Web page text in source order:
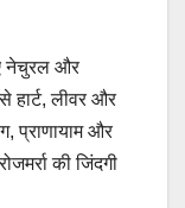
नेचुरल और
हार्ट, लीवर और
प्राणायाम और
की जिंदगी